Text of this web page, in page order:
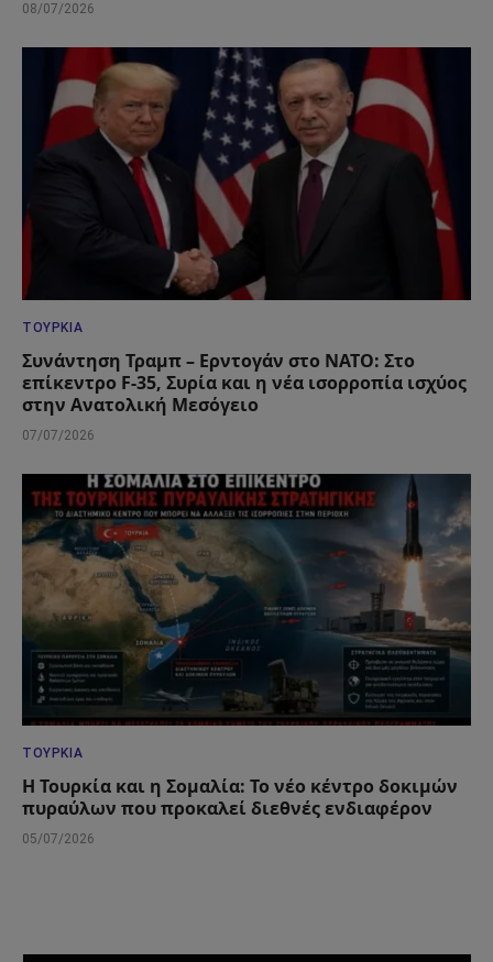
08/07/2026
ΤΟΥΡΚΊΑ
Συνάντηση Τραμπ – Ερντογάν στο ΝΑΤΟ: Στο
επίκεντρο F-35, Συρία και η νέα ισορροπία ισχύος
στην Ανατολική Μεσόγειο
07/07/2026
ΤΟΥΡΚΊΑ
Η Τουρκία και η Σομαλία: Το νέο κέντρο δοκιμών
πυραύλων που προκαλεί διεθνές ενδιαφέρον
05/07/2026